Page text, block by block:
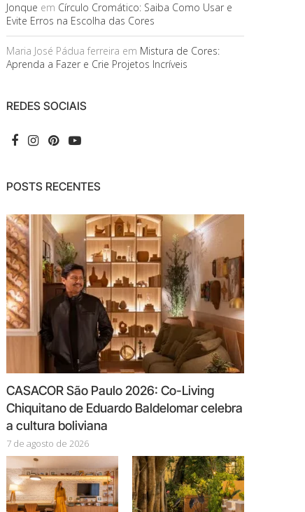
Jonque em Círculo Cromático: Saiba Como Usar e
Evite Erros na Escolha das Cores
Maria José Pádua ferreira em Mistura de Cores:
Aprenda a Fazer e Crie Projetos Incríveis
REDES SOCIAIS
POSTS RECENTES
CASACOR São Paulo 2026: Co-Living
Chiquitano de Eduardo Baldelomar celebra
a cultura boliviana
7 de agosto de 2026